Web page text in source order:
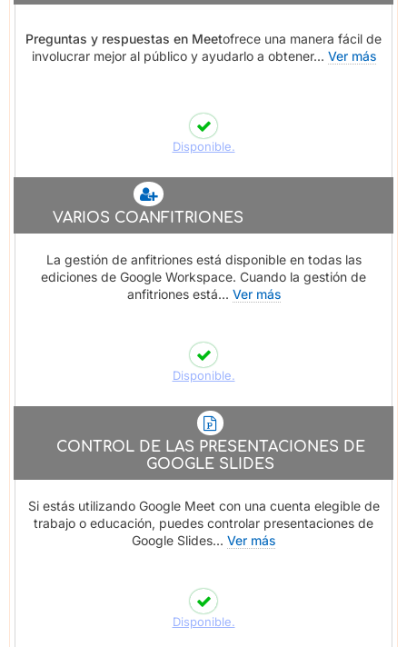
Preguntas y respuestas en Meetofrece una manera fácil de
involucrar mejor al público y ayudarlo a obtener... Ver más
Disponible.
VARIOS COANFITRIONES
La gestión de anfitriones está disponible en todas las
ediciones de Google Workspace. Cuando la gestión de
anfitriones está... Ver más
Disponible.
CONTROL DE LAS PRESENTACIONES DE
GOOGLE SLIDES
Si estás utilizando Google Meet con una cuenta elegible de
trabajo o educación, puedes controlar presentaciones de
Google Slides... Ver más
Disponible.